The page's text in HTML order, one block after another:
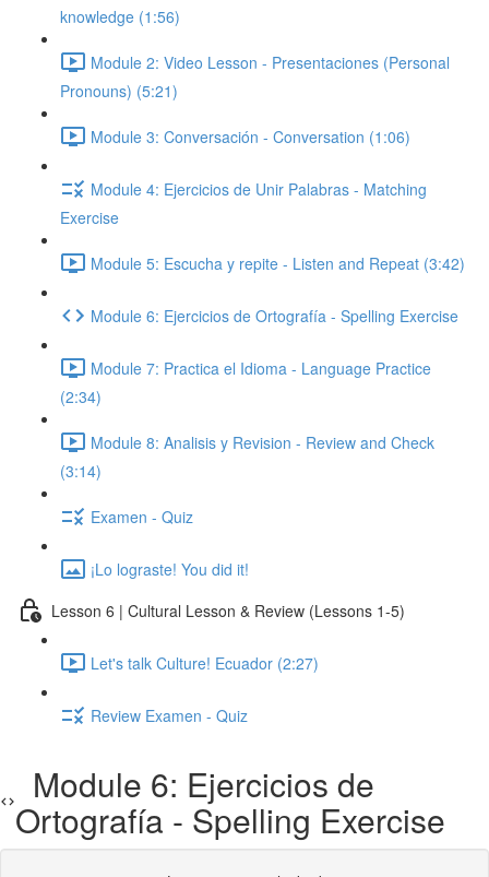
knowledge (1:56)
Module 2: Video Lesson - Presentaciones (Personal
Pronouns) (5:21)
Module 3: Conversación - Conversation (1:06)
Module 4: Ejercicios de Unir Palabras - Matching
Exercise
Module 5: Escucha y repite - Listen and Repeat (3:42)
Module 6: Ejercicios de Ortografía - Spelling Exercise
Module 7: Practica el Idioma - Language Practice
(2:34)
Module 8: Analisis y Revision - Review and Check
(3:14)
Examen - Quiz
¡Lo lograste! You did it!
Lesson 6 | Cultural Lesson & Review (Lessons 1-5)
Let's talk Culture! Ecuador (2:27)
Review Examen - Quiz
Module 6: Ejercicios de
Ortografía - Spelling Exercise